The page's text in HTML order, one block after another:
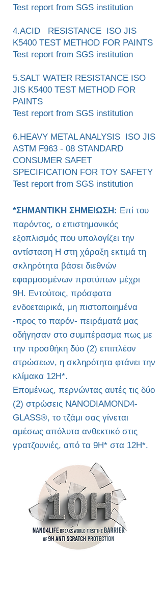
Test report from SGS institution
4.ACID RESISTANCE ISO JIS
K5400 TEST METHOD FOR PAINTS
Test report from SGS institution
5.SALT WATER RESISTANCE ISO
JIS K5400 TEST METHOD FOR
PAINTS
Test report from SGS institution
6.HEAVY METAL ANALYSIS ISO JIS
ASTM F963 - 08 STANDARD
CONSUMER SAFET
SPECIFICATION FOR TOY SAFETY
Test report from SGS institution
*ΣΗΜΑΝΤΙΚΗ ΣΗΜΕΙΩΣΗ: Επί του
παρόντος, ο επιστημονικός
εξοπλισμός που υπολογίζει την
αντίσταση H στη χάραξη εκτιμά τη
σκληρότητα βάσει διεθνών
εφαρμοσμένων προτύπων μέχρι
9H. Εντούτοις, πρόσφατα
ενδοεταιρικά, μη πιστοποιημένα
-προς το παρόν- πειράματά μας
οδήγησαν στο συμπέρασμα πως με
την προσθήκη δύο (2) επιπλέον
στρώσεων, η σκληρότητα φτάνει την
κλίμακα 12H*.
Επομένως, περνώντας αυτές τις δύο
(2) στρώσεις NANODIAMOND4-
GLASS®, το τζάμι σας γίνεται
αμέσως απόλυτα ανθεκτικό στις
γρατζουνιές, από τα 9H* στα 12H*.